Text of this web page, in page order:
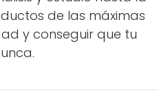
de las máximas
y conseguir que tu